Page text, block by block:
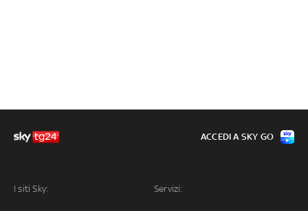
I siti Sky: Servizi:
ACCEDI A SKY GO